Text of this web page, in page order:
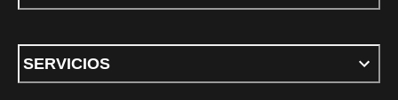
SERVICIOS